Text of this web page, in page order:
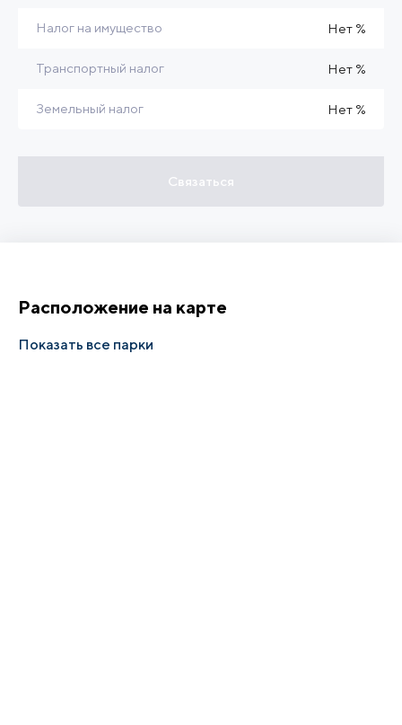
Налог на имущество Нет %
Транспортный налог Нет %
Земельный налог Нет %
Связаться
Расположение на карте
Показать все парки